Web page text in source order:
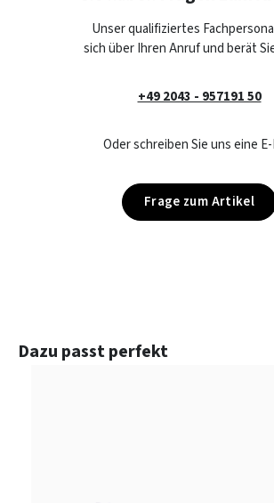
Unser qualifiziertes
sich über Ihren Anruf und berät
+49 2043 - 957191 50
Oder schreiben Sie uns eine E-
Frage zum Artikel
Produktgalerie überspringen
Dazu passt perfekt